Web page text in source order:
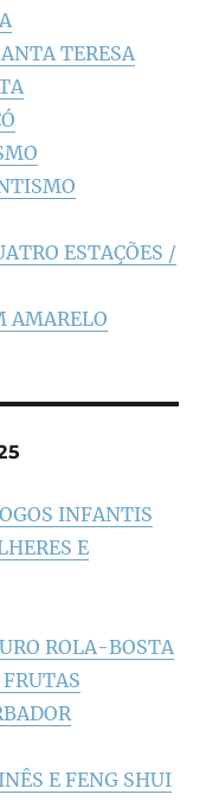
TERESA
ESTAÇÕES /
INFANTIS
E
ROLA-BOSTA
E FENG SHUI